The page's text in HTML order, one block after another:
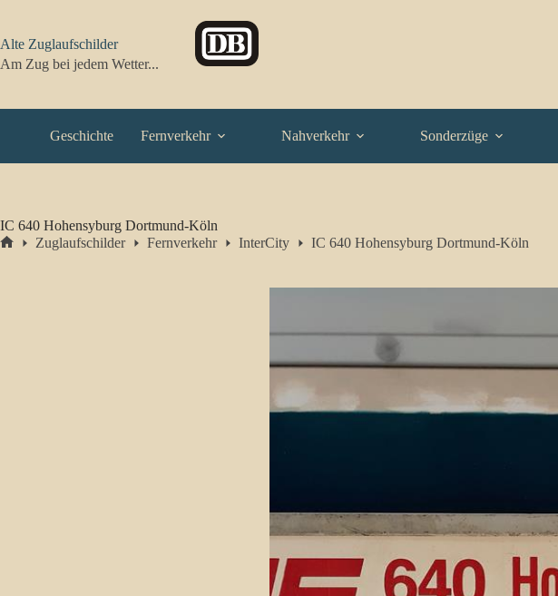
springen
Alte Zuglaufschilder
Am Zug bei jedem Wetter...
Geschichte Fernverkehr Nahverkehr Sonderzüge
IC 640 Hohensyburg Dortmund-Köln
Zuglaufschilder Fernverkehr InterCity IC 640 Hohensyburg Dortmund-Köln